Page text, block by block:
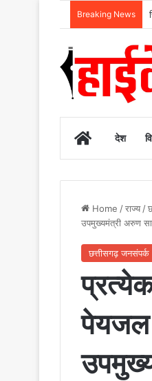
Breaking News
Homeदेश
Home /राज्य /
उपमुख्यमंत्री अरुण
छत्तीसगढ़ जनसंपर्क
पेयजल